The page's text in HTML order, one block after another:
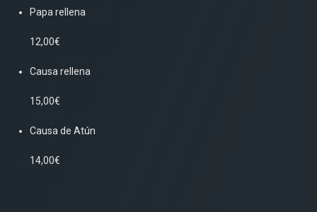
Papa rellena
12,00€
Causa rellena
15,00€
Causa de Atún
14,00€